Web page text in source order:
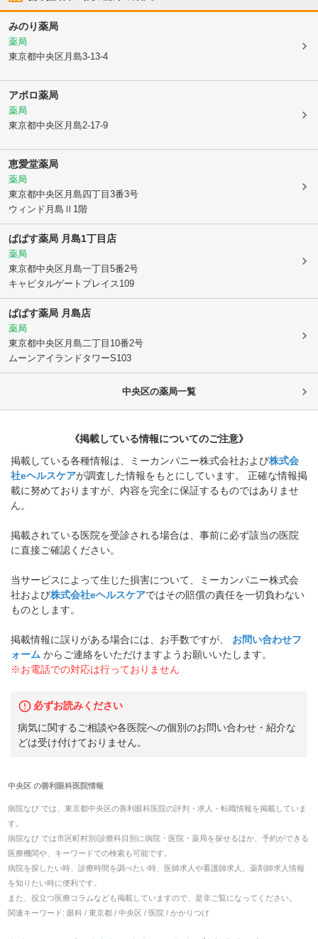
みのり薬局
薬局
東京都中央区 月島3-13-4
アポロ薬局
薬局
東京都中央区 月島2-17-9
恵愛堂薬局
薬局
東京都中央区 月島四丁目3番3号
ウィンド月島Ⅱ1階
ぱぱす薬局 月島1丁目店
薬局
東京都中央区 月島一丁目5番2号
キャピタルゲートプレイス109
ぱぱす薬局 月島店
薬局
東京都中央区 月島二丁目10番2号
ムーンアイランドタワーS103
中央区の薬局一覧
《掲載している情報についてのご注意》
掲載している各種情報は、ミーカンパニー株式会社および株式会
社eヘルスケアが調査した情報をもとにしています。 正確な情報掲
載に努めておりますが、内容を完全に保証するものではありませ
ん。
掲載されている医院を受診される場合は、事前に必ず該当の医院
に直接ご確認ください。
当サービスによって生じた損害について、ミーカンパニー株式会
社および株式会社eヘルスケアではその賠償の責任を一切負わない
ものとします。
掲載情報に誤りがある場合には、お手数ですが、
お問い合わせフ
ォーム からご連絡をいただけますようお願いいたします。
※お電話での対応は行っておりません
必ずお読みください
病気に関するご相談や各医院への個別のお問い合わせ・紹介な
どは受け付けておりません。
中央区 の善利眼科医院情報
病院なび では、 東京都中央区の善利眼科医院の評判・求人・転職情報を掲載していま
す。
病院なび では市区町村別/診療科目別に病院・医院・薬局を探せるほか、予約ができる
医療機関や、キーワードでの検索も可能です。
病院を探したい時、診療時間を調べたい時、医師求人や看護師求人、薬剤師求人情報
を知りたい時に便利です。
また、役立つ医療コラムなども掲載していますので、是非ご覧になってください。
関連キーワード: 眼科 / 東京都 / 中央区 / 医院 / かかりつけ